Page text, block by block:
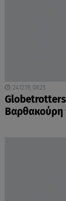
24.12.19, 08:25
Βαρθακούρη